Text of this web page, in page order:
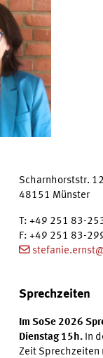
Scharnhorststr.
48151 Münster
T:+49 251 83-
F:+49 251 83-
Sprechzeiten
Im SoSe 2026
Dienstag 15h. In
Zeit Sprechzeiten